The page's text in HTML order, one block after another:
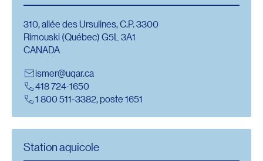
310, allée des Ursulines, C.P. 3300
Rimouski (Québec) G5L 3A1
CANADA
ismer@uqar.ca
418 724-1650
1 800 511-3382, poste 1651
Station aquicole